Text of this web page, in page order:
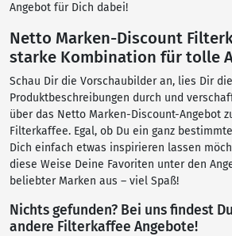
Angebot für Dich dabei!
Netto Marken-Discount
starke Kombination für tolle
Schau Dir die Vorschaubilder an, lies Dir die
Produktbeschreibungen durch und
über das Netto Marken-Discount-Angebot
Filterkaffee. Egal, ob Du ein ganz
Dich einfach etwas inspirieren lassen
diese Weise Deine Favoriten unter den
beliebter Marken aus – viel Spaß!
Nichts gefunden? Bei uns findest
andere Filterkaffee Angebote!